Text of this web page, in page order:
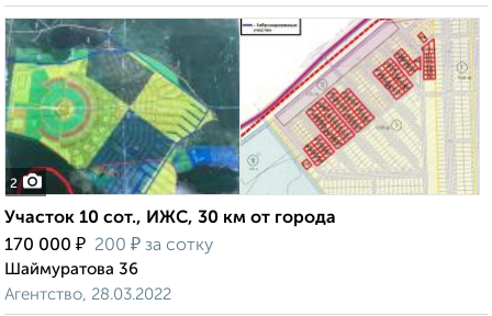
2
Участок 10 сот., ИЖС, 30 км от города
170 000 ₽ 200 ₽ за сотку
Шаймуратова 36
Агентство, 28.03.2022